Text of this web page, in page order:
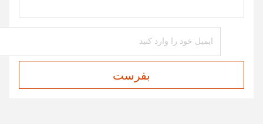
بفرست